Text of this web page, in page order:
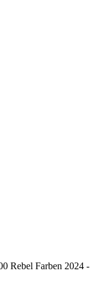
Rebel Farben 2024 -